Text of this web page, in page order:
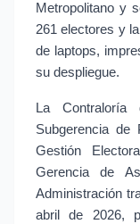
Metropolitano y
261 electores y
de laptops,
su despliegue.
La Contraloría
Subgerencia de
Gestión
Gerencia de
Administración
abril de 2026,